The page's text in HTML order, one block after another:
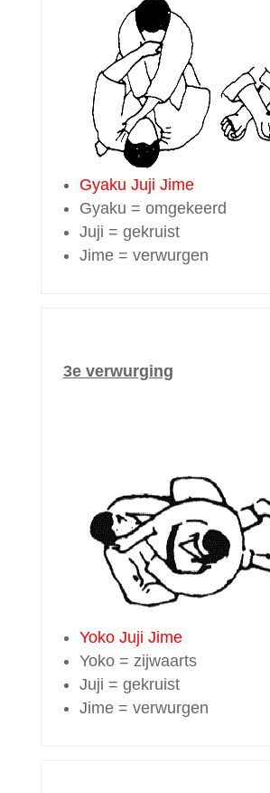
Gyaku Juji Jime
Gyaku = omgekeerd
Juji = gekruist
Jime = verwurgen
3e verwurging
Yoko Juji Jime
Yoko = zijwaarts
Juji = gekruist
Jime = verwurgen